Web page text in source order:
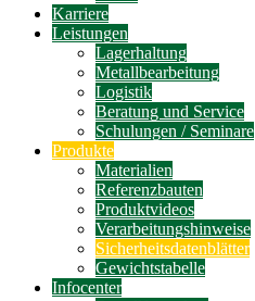
Karriere
Leistungen
Lagerhaltung
Metallbearbeitung
Logistik
Beratung und Service
Schulungen / Seminare
Produkte
Materialien
Referenzbauten
Produktvideos
Verarbeitungshinweise
Sicherheitsdatenblätter
Gewichtstabelle
Infocenter